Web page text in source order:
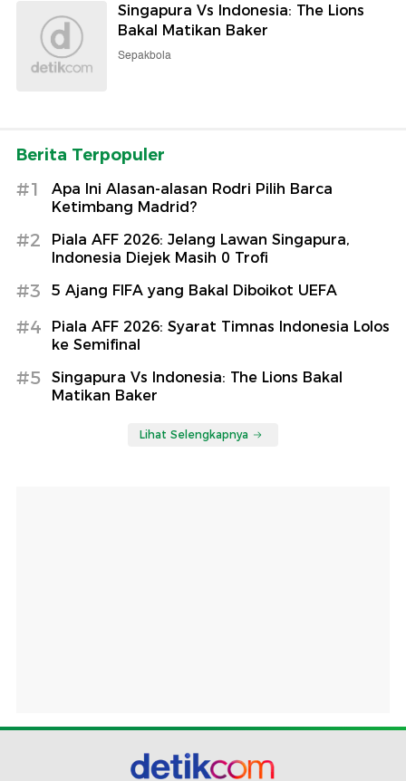
Singapura Vs Indonesia: The Lions
Bakal Matikan Baker
Sepakbola
Berita Terpopuler
#1
Apa Ini Alasan-alasan Rodri Pilih Barca
Ketimbang Madrid?
#2
Piala AFF 2026: Jelang Lawan Singapura,
Indonesia Diejek Masih 0 Trofi
#3 5 Ajang FIFA yang Bakal Diboikot UEFA
#4
Piala AFF 2026: Syarat Timnas Indonesia Lolos
ke Semifinal
#5
Singapura Vs Indonesia: The Lions Bakal
Matikan Baker
Lihat Selengkapnya